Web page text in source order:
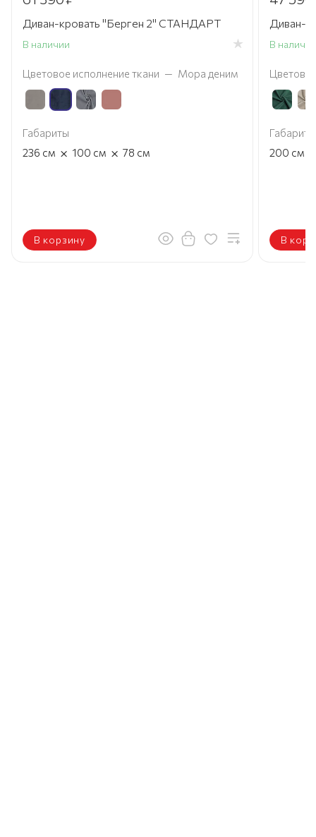
Диван-кровать "Берген 2" СТАНДАРТ
В наличии
Цветовое исполнение ткани — Мора деним
Габариты
236 см × 100 см × 78 см
В корзину
Диван-
В наличии
Габариты
200 см
В